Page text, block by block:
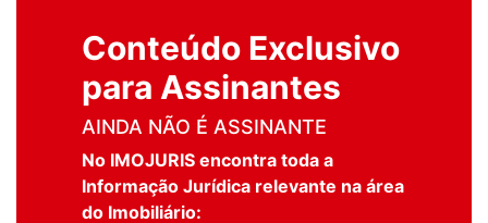
Conteúdo Exclusivo
para Assinantes
AINDA NÃO É ASSINANTE
No IMOJURIS encontra toda a
Informação Jurídica relevante na área
do Imobiliário: